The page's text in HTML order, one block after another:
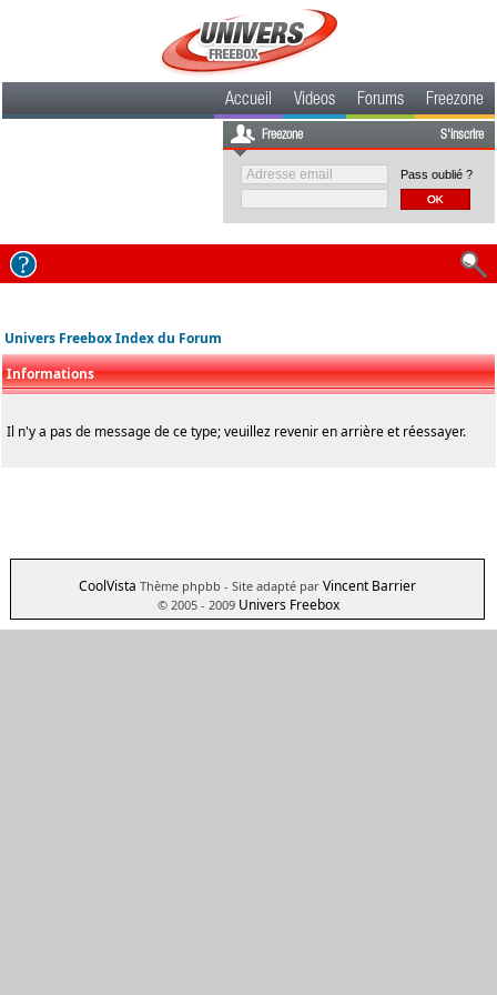
Accueil Videos Forums Freezone
Freezone S'inscrire
Pass oublié ?
Univers Freebox Index du Forum
Informations
Il n'y a pas de message de ce type; veuillez revenir en arrière et réessayer.
CoolVista Thème phpbb - Site adapté par Vincent Barrier
© 2005 - 2009 Univers Freebox